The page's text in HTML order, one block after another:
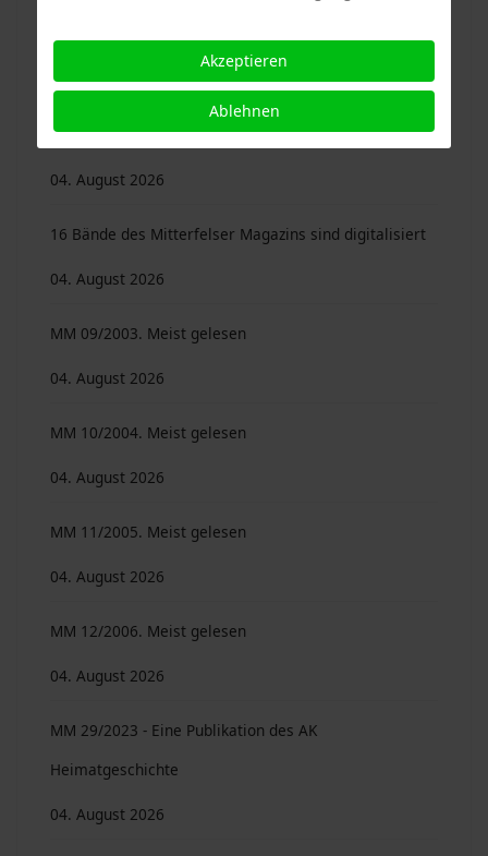
04. August 2026
Mitterfelser Magazin 16/2010. 40 Beiträge von 25
Autoren …
04. August 2026
16 Bände des Mitterfelser Magazins sind digitalisiert
04. August 2026
MM 09/2003. Meist gelesen
04. August 2026
MM 10/2004. Meist gelesen
04. August 2026
MM 11/2005. Meist gelesen
04. August 2026
MM 12/2006. Meist gelesen
04. August 2026
MM 29/2023 - Eine Publikation des AK
Heimatgeschichte
04. August 2026
Akzeptieren
Ablehnen